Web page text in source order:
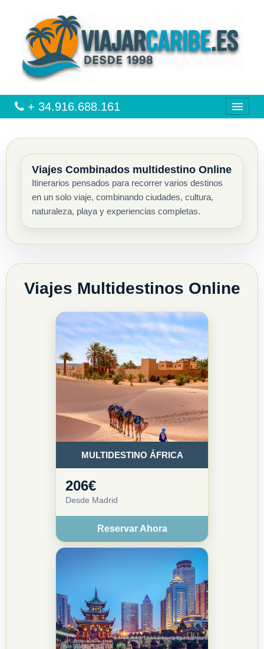
+ 34.916.688.161
CARIBE
VIAJES
VUELO + HOTEL
MULTIDESTINOS
CIRCUITOS
GUIAS DE VIAJES
Viajes Combinados multidestino Online
Itinerarios pensados para recorrer varios destinos
en un solo viaje, combinando ciudades, cultura,
naturaleza, playa y experiencias completas.
Viajes Multidestinos Online
MULTIDESTINO ÁFRICA
206€
Desde Madrid
Reservar Ahora